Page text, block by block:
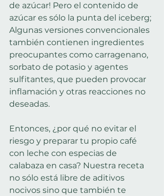
de azúcar! Pero el contenido de
azúcar es sólo la punta del iceberg;
Algunas versiones convencionales
también contienen ingredientes
preocupantes como carragenano,
sorbato de potasio y agentes
sulfitantes, que pueden provocar
inflamación y otras reacciones no
deseadas.
Entonces, ¿por qué no evitar el
riesgo y preparar tu propio café
con leche con especias de
calabaza en casa? Nuestra receta
no sólo está libre de aditivos
nocivos sino que también te